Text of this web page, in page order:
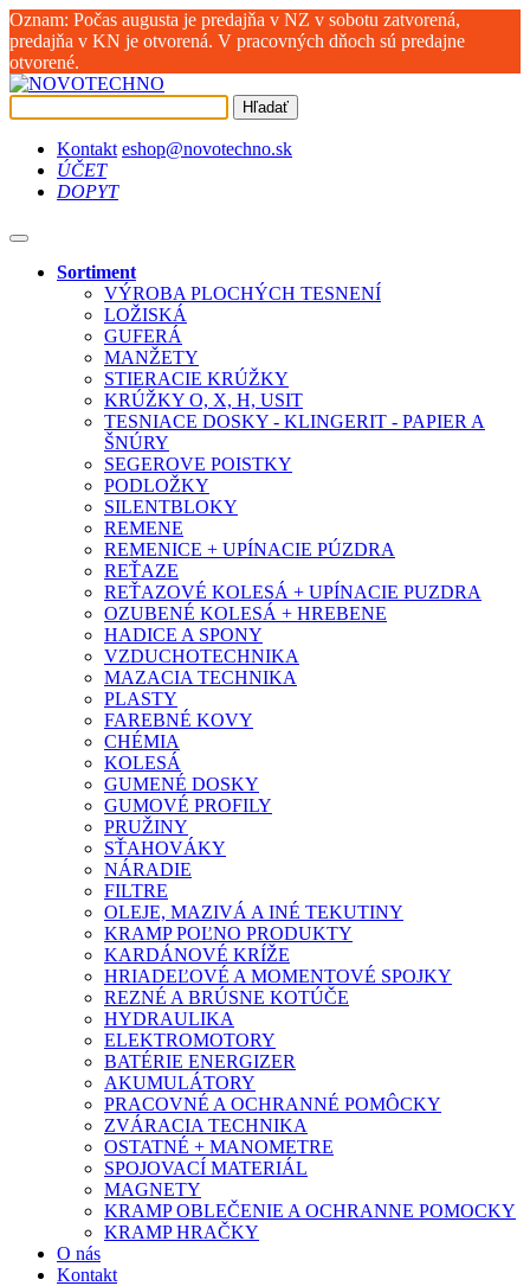
Oznam: Počas augusta je predajňa v NZ v sobotu zatvorená,
predajňa v KN je otvorená. V pracovných dňoch sú predajne
otvorené.
Hľadať
Kontakt eshop@novotechno.sk
ÚČET
DOPYT
Sortiment
VÝROBA PLOCHÝCH TESNENÍ
LOŽISKÁ
GUFERÁ
MANŽETY
STIERACIE KRÚŽKY
KRÚŽKY O, X, H, USIT
TESNIACE DOSKY - KLINGERIT - PAPIER A
ŠNÚRY
SEGEROVE POISTKY
PODLOŽKY
SILENTBLOKY
REMENE
REMENICE + UPÍNACIE PÚZDRA
REŤAZE
REŤAZOVÉ KOLESÁ + UPÍNACIE PUZDRA
OZUBENÉ KOLESÁ + HREBENE
HADICE A SPONY
VZDUCHOTECHNIKA
MAZACIA TECHNIKA
PLASTY
FAREBNÉ KOVY
CHÉMIA
KOLESÁ
GUMENÉ DOSKY
GUMOVÉ PROFILY
PRUŽINY
SŤAHOVÁKY
NÁRADIE
FILTRE
OLEJE, MAZIVÁ A INÉ TEKUTINY
KRAMP POĽNO PRODUKTY
KARDÁNOVÉ KRÍŽE
HRIADEĽOVÉ A MOMENTOVÉ SPOJKY
REZNÉ A BRÚSNE KOTÚČE
HYDRAULIKA
ELEKTROMOTORY
BATÉRIE ENERGIZER
AKUMULÁTORY
PRACOVNÉ A OCHRANNÉ POMÔCKY
ZVÁRACIA TECHNIKA
OSTATNÉ + MANOMETRE
SPOJOVACÍ MATERIÁL
MAGNETY
KRAMP OBLEČENIE A OCHRANNE POMOCKY
KRAMP HRAČKY
O nás
Kontakt